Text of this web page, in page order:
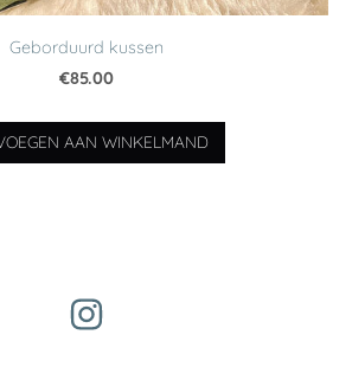
Geborduurd kussen
€85.00
AAN WINKELMAND